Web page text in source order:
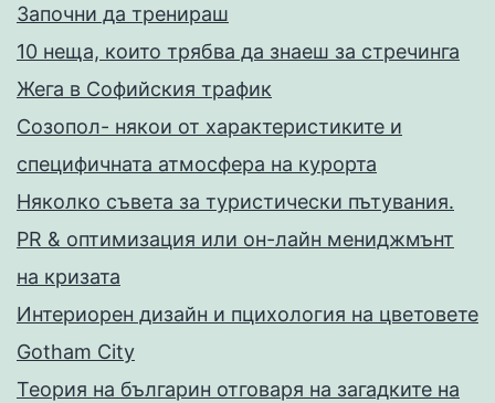
Запoчни да тренираш
10 неща, които трябва да знаеш за стречинга
Жега в Софийския трафик
Созопол- някои от характеристиките и
специфичната атмосфера на курорта
Няколко съвета за туристически пътувания.
PR & оптимизация или он-лайн мениджмънт
на кризата
Интериорен дизайн и пцихология на цветовете
Gotham City
Теория на българин отговаря на загадките на